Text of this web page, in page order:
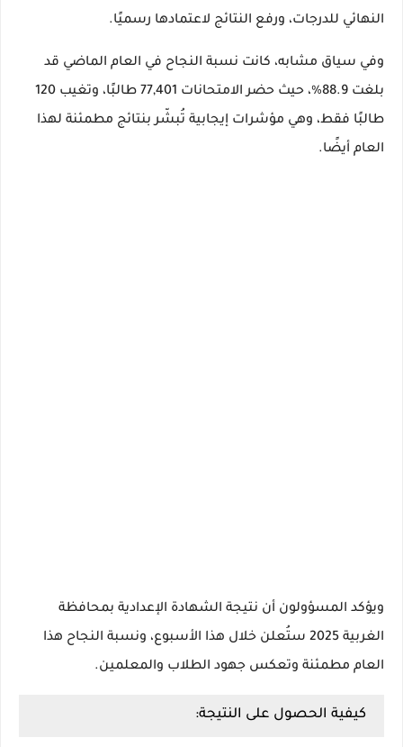
النهائي للدرجات، ورفع النتائج لاعتمادها رسميًا.
وفي سياق مشابه، كانت نسبة النجاح في العام الماضي قد
بلغت 88.9% ، حيث حضر الامتحانات 77,401 طالبًا ، وتغيب 120
طالبًا فقط، وهي مؤشرات إيجابية تُبشّر بنتائج مطمئنة لهذا
العام أيضًا.
ويؤكد المسؤولون أن نتيجة الشهادة الإعدادية بمحافظة
الغربية 2025 ستُعلن خلال هذا الأسبوع، ونسبة النجاح هذا
العام مطمئنة وتعكس جهود الطلاب والمعلمين.
كيفية الحصول على النتيجة: